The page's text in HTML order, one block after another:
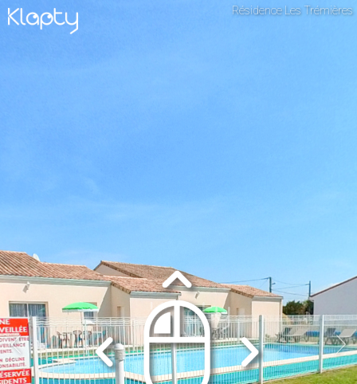
Résidence Les Trémières